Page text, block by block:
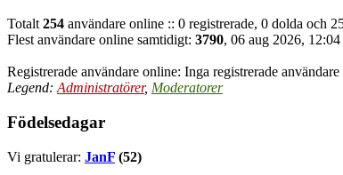
Totalt 254 användare online :: 0 registrerade, 0 dolda och
Flest användare online samtidigt: 3790, 06 aug 2026, 12:04
Registrerade användare online: Inga registrerade användare
Legend: Administratörer, Moderatorer
Födelsedagar
Vi gratulerar: JanF (52)